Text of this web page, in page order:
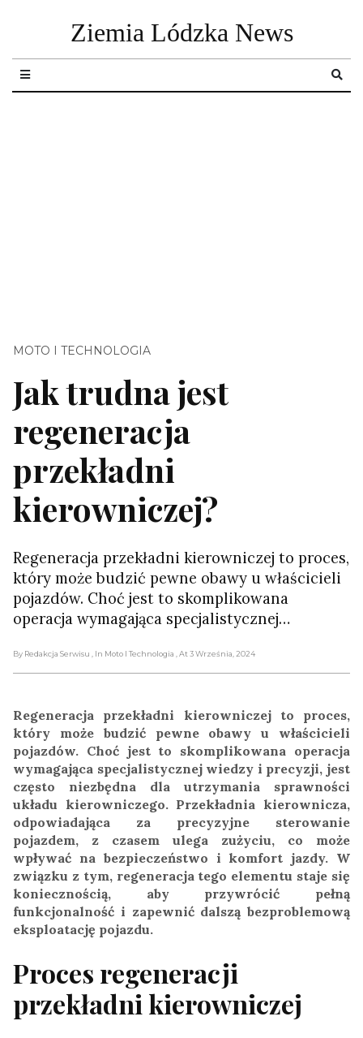
Ziemia Lódzka News
MOTO I TECHNOLOGIA
Jak trudna jest
regeneracja
przekładni
kierowniczej?
Regeneracja przekładni kierowniczej to proces,
który może budzić pewne obawy u właścicieli
pojazdów. Choć jest to skomplikowana
operacja wymagająca specjalistycznej…
By Redakcja Serwisu , In Moto I Technologia , At 3 Września, 2024
Regeneracja przekładni kierowniczej to proces,
który może budzić pewne obawy u właścicieli
pojazdów. Choć jest to skomplikowana operacja
wymagająca specjalistycznej wiedzy i precyzji, jest
często niezbędna dla utrzymania sprawności
układu kierowniczego. Przekładnia kierownicza,
odpowiadająca za precyzyjne sterowanie
pojazdem, z czasem ulega zużyciu, co może
wpływać na bezpieczeństwo i komfort jazdy. W
związku z tym, regeneracja tego elementu staje się
koniecznością, aby przywrócić pełną
funkcjonalność i zapewnić dalszą bezproblemową
eksploatację pojazdu.
Proces regeneracji
przekładni kierowniczej